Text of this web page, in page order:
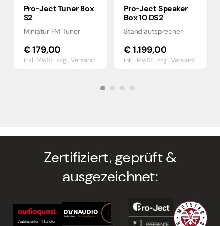
Pro-Ject Tuner Box
S2
Miniatur FM Tuner
€179,00
inkl. MwSt.,zzgl. Versand
Pro-Ject Speaker
Box 10 DS2
Standlautsprecher
€1.199,00
inkl. MwSt.,zzgl. Versand
Zertifiziert, geprüft &
ausgezeichnet: